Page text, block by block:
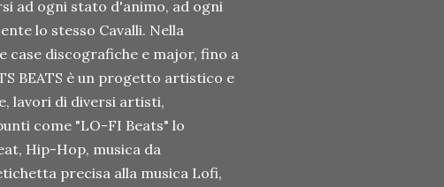
ad ogni stato d'animo, ad ogni
lo stesso Cavalli. Nella
case discografiche e major, fino a
BEATS è un progetto artistico e
lavori di diversi artisti,
come "LO-FI Beats" lo
Hip-Hop, musica da
precisa alla musica Lofi,